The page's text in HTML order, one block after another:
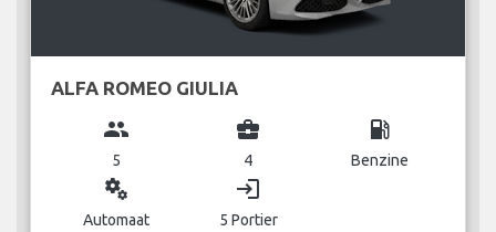
ALFA ROMEO GIULIA
group
5
business_center
4
local_gas_station
Benzine
miscellaneous_services
Automaat
login
5 Portier